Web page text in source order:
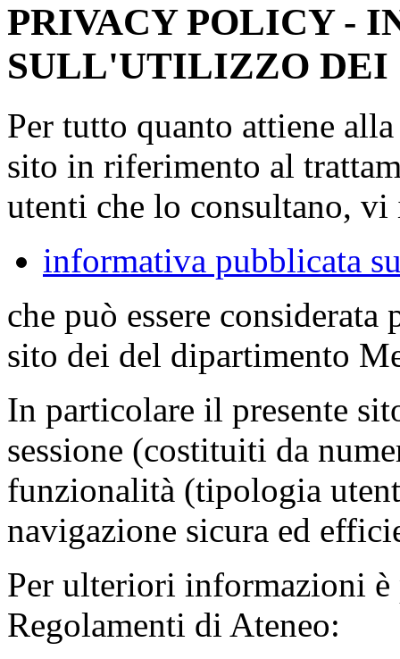
PRIVACY POLICY -
SULL'UTILIZZO DEI
Per tutto quanto attiene
sito in riferimento al
utenti che lo consultano,
informativa pubblicata
che può essere
sito dei del dipartimento
In particolare il presente
sessione (costituiti da
funzionalità (tipologia
navigazione sicura ed
Per ulteriori informazioni è
Regolamenti di Ateneo: